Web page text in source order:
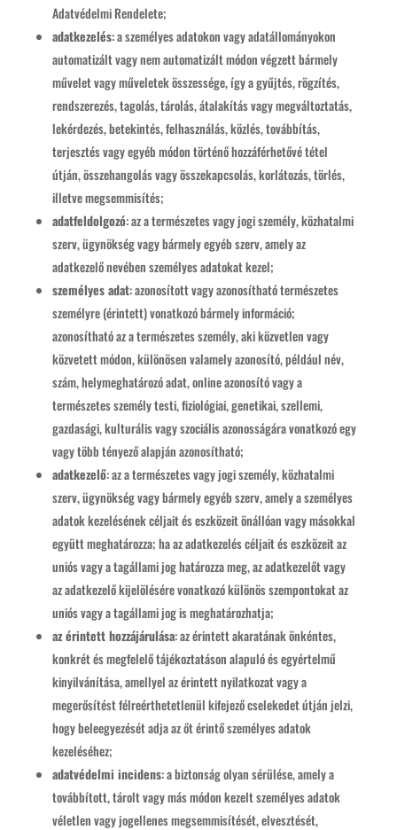
Adatvédelmi Rendelete;
adatkezelés: a személyes adatokon vagy adatállományokon
automatizált vagy nem automatizált módon végzett bármely
művelet vagy műveletek összessége, így a gyűjtés, rögzítés,
rendszerezés, tagolás, tárolás, átalakítás vagy megváltoztatás,
lekérdezés, betekintés, felhasználás, közlés, továbbítás,
terjesztés vagy egyéb módon történő hozzáférhetővé tétel
útján, összehangolás vagy összekapcsolás, korlátozás, törlés,
illetve megsemmisítés;
adatfeldolgozó: az a természetes vagy jogi személy, közhatalmi
szerv, ügynökség vagy bármely egyéb szerv, amely az
adatkezelő nevében személyes adatokat kezel;
személyes adat: azonosított vagy azonosítható természetes
személyre (érintett) vonatkozó bármely információ;
azonosítható az a természetes személy, aki közvetlen vagy
közvetett módon, különösen valamely azonosító, például név,
szám, helymeghatározó adat, online azonosító vagy a
természetes személy testi, fiziológiai, genetikai, szellemi,
gazdasági, kulturális vagy szociális azonosságára vonatkozó egy
vagy több tényező alapján azonosítható;
adatkezelő: az a természetes vagy jogi személy, közhatalmi
szerv, ügynökség vagy bármely egyéb szerv, amely a személyes
adatok kezelésének céljait és eszközeit önállóan vagy másokkal
együtt meghatározza; ha az adatkezelés céljait és eszközeit az
uniós vagy a tagállami jog határozza meg, az adatkezelőt vagy
az adatkezelő kijelölésére vonatkozó különös szempontokat az
uniós vagy a tagállami jog is meghatározhatja;
az érintett hozzájárulása: az érintett akaratának önkéntes,
konkrét és megfelelő tájékoztatáson alapuló és egyértelmű
kinyilvánítása, amellyel az érintett nyilatkozat vagy a
megerősítést félreérthetetlenül kifejező cselekedet útján jelzi,
hogy beleegyezését adja az őt érintő személyes adatok
kezeléséhez;
adatvédelmi incidens: a biztonság olyan sérülése, amely a
továbbított, tárolt vagy más módon kezelt személyes adatok
véletlen vagy jogellenes megsemmisítését, elvesztését,